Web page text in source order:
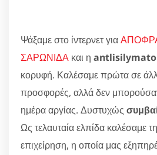
Ψάξαμε στο ίντερνετ για
ΣΑΡΩΝΙΔΑ και η
κορυφή. Καλέσαμε πρώτα σε
προσφορές, αλλά δεν
ημέρα αργίας. Δυστυχώς
Ως τελαυταία ελπίδα καλέσαμε
επιχείρηση, η οποία μας